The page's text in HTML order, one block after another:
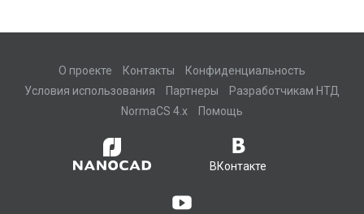
О проекте Контакты
Конфиденциальность
Условия использования
Партнеры
Разработчикам НТД
NormaCS 4.x
Помощь
ВКонтакте